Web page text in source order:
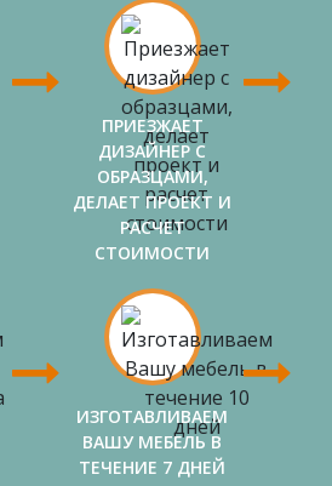
ПРИЕЗЖАЕТ
ДИЗАЙНЕР С
ОБРАЗЦАМИ,
ДЕЛАЕТ ПРОЕКТ И
РАСЧЕТ
СТОИМОСТИ
ИЗГОТАВЛИВАЕМ
ВАШУ МЕБЕЛЬ В
ТЕЧЕНИЕ 7 ДНЕЙ